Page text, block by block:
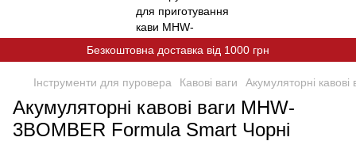
Безкоштовна доставка від 1000 грн
Інструменти для пуровера Кавові ваги Акумуляторні
Акумуляторні кавові ваги MHW-
3BOMBER Formula Smart Чорні